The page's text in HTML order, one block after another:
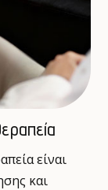
είναι
και